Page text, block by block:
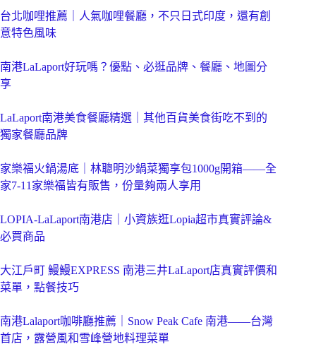
台北咖哩推薦｜人氣咖哩餐廳，不只日式印度，還有創
意特色風味
南港LaLaport好玩嗎？優點、必逛品牌、餐廳、地圖分
享
LaLaport南港美食餐廳精選｜其他百貨美食街吃不到的
獨家餐廳品牌
家樂福火鍋湯底｜林聰明沙鍋菜獨享包1000g開箱——全
家7-11家樂福皆有販售，份量夠兩人享用
LOPIA-LaLaport南港店｜小資族逛Lopia超市真實評論&
必買商品
大江戶町 鰻鰻EXPRESS 南港三井LaLaport店真實評價和
菜單，點餐技巧
南港Lalaport咖啡廳推薦｜Snow Peak Cafe 南港——台灣
首店，露營風和雪峰營地料理菜單